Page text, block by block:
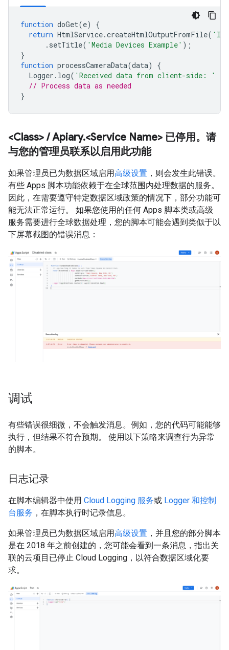
function doGet(e)
{
return HtmlService.createHtmlOutputFromFile(
. setTitle( 'Media Devices Example' );
}
function processCameraData(data)
{
Logger . log( 'Received data from client-side: '
// Process data as needed
}
<Class> /Apiary.<Service Name> 已停用。请
与您的管理员联系以启用此功能
如果管理员已为数据区域启用高级设置 ，则会发生此错误。
有些 Apps 脚本功能依赖于在全球范围内处理数据的服务。
因此，在需要遵守特定数据区域政策的情况下，部分功能可
能无法正常运行。 如果您使用的任何 Apps 脚本类或高级
服务需要进行全球数据处理，您的脚本可能会遇到类似于以
下屏幕截图的错误消息：
调试
有些错误很细微，不会触发消息。例如，您的代码可能能够
执行，但结果不符合预期。 使用以下策略来调查行为异常
的脚本。
日志记录
在脚本编辑器中使用 Cloud Logging 服务或 Logger 和控制
台服务 ，在脚本执行时记录信息。
如果管理员已为数据区域启用高级设置 ，并且您的部分脚本
是在 2018 年之前创建的，您可能会看到一条消息，指出关
联的云项目已停止 Cloud Logging，以符合数据区域化要
求。